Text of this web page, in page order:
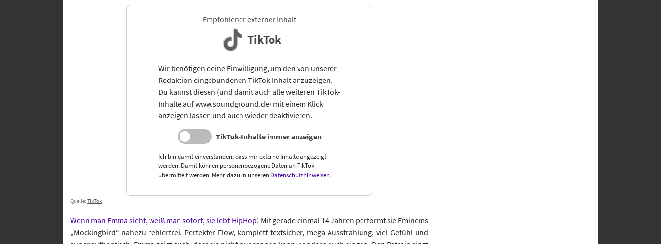
Empfohlener externer Inhalt
TikTok
Wir benötigen deine Einwilligung, um den von unserer
Redaktion eingebundenen TikTok-Inhalt anzuzeigen.
Du kannst diesen (und damit auch alle weiteren TikTok-
Inhalte auf www.soundground.de) mit einem Klick
anzeigen lassen und auch wieder deaktivieren.
TikTok-Inhalte immer anzeigen
Ich bin damit einverstanden, dass mir externe Inhalte angezeigt
werden. Damit können personenbezogene Daten an TikTok
übermittelt werden. Mehr dazu in unseren Datenschutzhinweisen.
Quelle: TikTok
Wenn man Emma sieht, weiß man sofort, sie lebt HipHop! Mit gerade einmal 14 Jahren performt sie Eminems
„Mockingbird“ nahezu fehlerfrei. Perfekter Flow, komplett textsicher, mega Ausstrahlung, viel Gefühl und